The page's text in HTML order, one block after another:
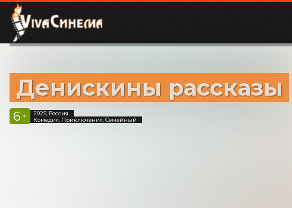
Денискины рассказы
6 +
2025, Россия
Комедия, Приключения, Семейный